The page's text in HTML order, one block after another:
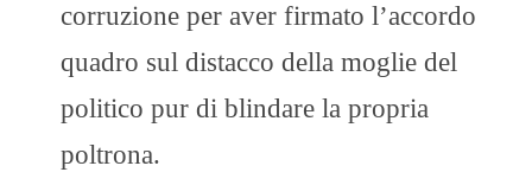
corruzione per aver firmato l’accordo
quadro sul distacco della moglie del
politico pur di blindare la propria
poltrona.